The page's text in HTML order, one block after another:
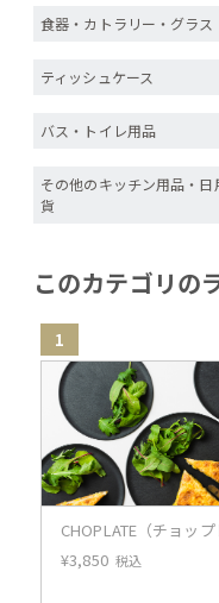
食器・カトラリー・グラス
ティッシュケース
バス・トイレ用品
その他のキッチン用品・日
貨
このカテゴリの
1
CHOPLATE（チョッ
¥3,850 税込